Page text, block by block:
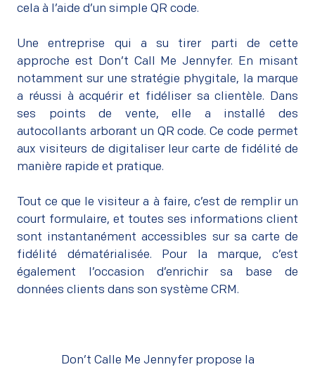
cela à l’aide d’un simple QR code.
Une entreprise qui a su tirer parti de cette
approche est Don’t Call Me Jennyfer. En misant
notamment sur une stratégie phygitale, la marque
a réussi à acquérir et fidéliser sa clientèle. Dans
ses points de vente, elle a installé des
autocollants arborant un QR code. Ce code permet
aux visiteurs de digitaliser leur carte de fidélité de
manière rapide et pratique.
Tout ce que le visiteur a à faire, c’est de remplir un
court formulaire, et toutes ses informations client
sont instantanément accessibles sur sa carte de
fidélité dématérialisée. Pour la marque, c’est
également l’occasion d’enrichir sa base de
données clients dans son système CRM.
Don’t Calle Me Jennyfer propose la